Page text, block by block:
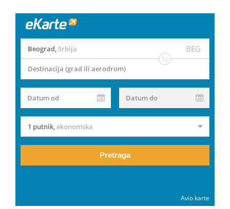
Beograd Srbija BEG
Destinacija (grad ili aerodrom)
Datum od Datum do
1 putnik ekonomska
Pretraga
Avio karte